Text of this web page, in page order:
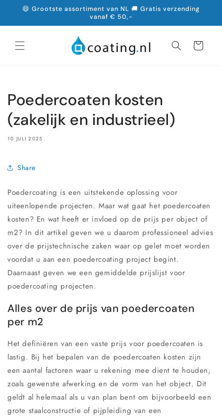
naar de
😄 Grootste assortiment van NL 🚚 Gratis verzending
vanaf € 50,-
Winkelwagen
Poedercoaten kosten
(zakelijk en industrieel)
10 JULI 2025
Share
Poedercoating is een uitstekende oplossing voor
uiteenlopende projecten. Maar wat gaat het poedercoaten
kosten? En wat heeft er invloed op de prijs per object of
m2? In dit artikel geven we u daarom professioneel advies
over de prijstechnische zaken waar op gelet moet worden
voordat u aan een poedercoating project begint.
Daarnaast geven we een gemiddelde prijslijst voor
poedercoating projecten.
Alles over de prijs van poedercoaten
per m2
Het definiëren van een vaste prijs voor poedercoaten is
lastig. Bij het bepalen van de poedercoaten kosten zijn
een aantal factoren waar u rekening mee dient te houden,
zoals gewenste afwerking en de vorm van het object. Dit
geldt al helemaal als u van plan bent om bijvoorbeeld een
grote staalconstructie of pijpleiding van een